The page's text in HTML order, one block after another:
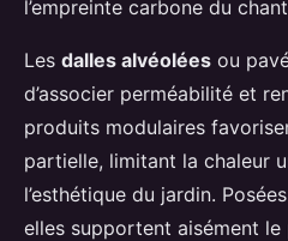
l’empreinte carbone du
Les dalles alvéolées ou
d’associer perméabilité et
produits modulaires
partielle, limitant la chaleur
l’esthétique du jardin.
elles supportent aisément